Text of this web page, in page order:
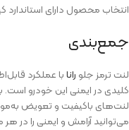
انتخاب محصول دارای استاندارد
جمع‌بندی
لنت ترمز جلو رانابا عملکرد
کلیدی در ایمنی این خودرو است.
لنت‌های باکیفیت و تعویض
می‌توانید آرامش و ایمنی را در